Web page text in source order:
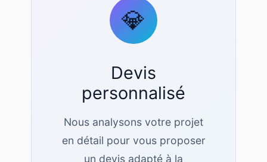
💎
Devis
personnalisé
Nous analysons votre projet
en détail pour vous proposer
un devis adapté à la